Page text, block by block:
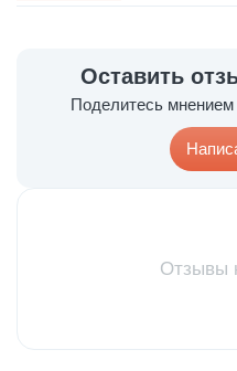
Оставить
Поделитесь мнением
Отзывы